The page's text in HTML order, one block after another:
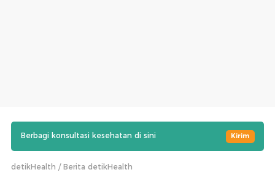
Berbagi konsultasi kesehatan di sini Kirim
detikHealth Berita detikHealth